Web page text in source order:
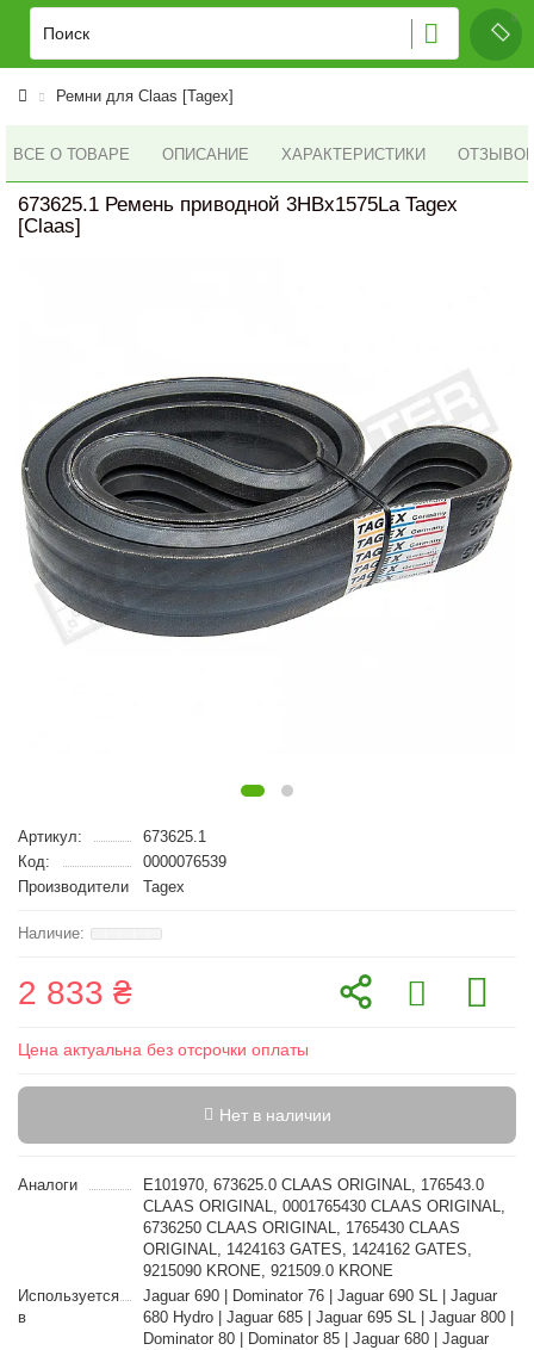
Ремни для Claas [Tagex]
ВСЕ О ТОВАРЕ ОПИСАНИЕ ХАРАКТЕРИСТИКИ ОТЗЫВОВ
673625.1 Ремень приводной 3HBx1575La Tagex
[Claas]
Артикул:
673625.1
Код:
0000076539
Производители
Tagex
2 833 ₴
Цена актуальна без отсрочки оплаты
Нет в наличии
Аналоги
E101970, 673625.0 CLAAS ORIGINAL, 176543.0
CLAAS ORIGINAL, 0001765430 CLAAS ORIGINAL,
6736250 CLAAS ORIGINAL, 1765430 CLAAS
ORIGINAL, 1424163 GATES, 1424162 GATES,
9215090 KRONE, 921509.0 KRONE
Используется
в
Jaguar 690 | Dominator 76 | Jaguar 690 SL | Jaguar
680 Hydro | Jaguar 685 | Jaguar 695 SL | Jaguar 800 |
Dominator 80 | Dominator 85 | Jaguar 680 | Jaguar